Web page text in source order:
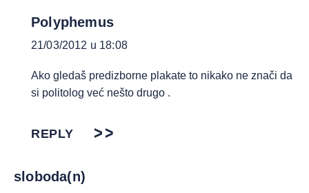
Polyphemus
21/03/2012 u 18:08
Ako gledaš predizborne plakate to nikako ne znači da
si politolog već nešto drugo .
REPLY
sloboda(n)